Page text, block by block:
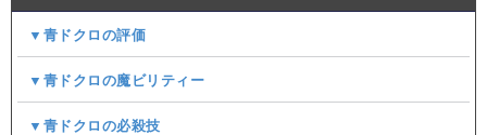
▼青ドクロの評価
▼青ドクロの魔ビリティー
▼青ドクロの必殺技